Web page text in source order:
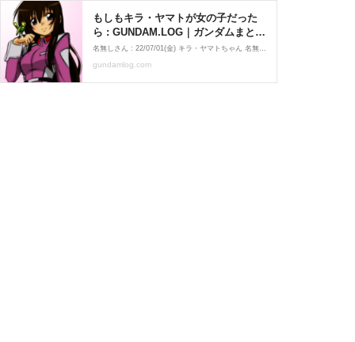
もしもキラ・ヤマトが女の子だった
ら : GUNDAM.LOG｜ガンダムまとめ
ブログ
名無しさん : 22/07/01(金) キラ・ヤマトちゃん 名無しさん : 22/07/01(金) アスランが2割増しで痛い奴になるからダメ
gundamlog.com